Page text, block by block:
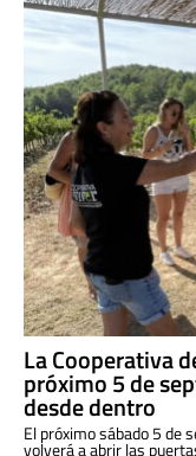
La Cooperativa
próximo 5 de
desde dentro
El próximo sábado 5 de
volverá a abrir las